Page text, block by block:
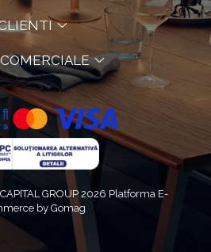
GROUP 2026 Platforma E-
by Gomag